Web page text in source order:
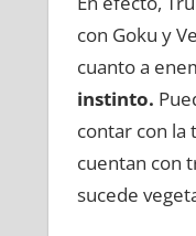
con Goku y
cuanto a
instinto.
contar con la
cuentan con
sucede